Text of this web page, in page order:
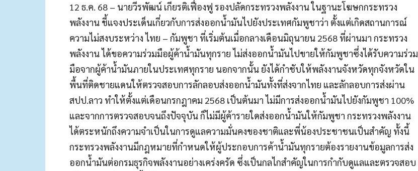
12 ธ.ค. 68 – นายวีรพัฒน์ เกียรติเฟื่องฟู รองปลัดกระทรวงพลังงาน ในฐานะโฆษกกระทรวง
พลังงาน ชี้แจงประเด็นเกี่ยวกับการส่งออกน้ำมันไปยังประเทศกัมพูชาว่า ตั้งแต่เกิดสถานการณ์
ความไม่สงบระหว่าง ไทย – กัมพูชา ที่เริ่มต้นเมื่อกลางเดือนมิถุนายน 2568 ที่ผ่านมา กระทรวง
พลังงาน ได้ขอความร่วมมือผู้ค้าน้ำมันทุกราย ไม่ส่งออกน้ำมันไปขายให้กัมพูชาซึ่งได้รับความร่วม
มือจากผู้ค้าน้ำมันภายในประเทศทุกราย นอกจากนั้น ยังได้กำชับให้พลังงานจังหวัดทุกจังหวัดใน
พื้นที่ติดชายแดนให้ตรวจสอบการลักลอบส่งออกน้ำมันทั้งที่ส่งจากไทย และลักลอบการส่งผ่าน
สปป.ลาว ทำให้ตั้งแต่เดือนกรกฎาคม 2568 เป็นต้นมา ไม่มีการส่งออกน้ำมันไปยังกัมพูชา 100%
และจากการตรวจสอบจนถึงปัจจุบัน ก็ไม่มีผู้ค้ารายใดส่งออกน้ำมันให้กัมพูชา กระทรวงพลังงาน
ได้ตระหนักถึงความจำเป็นในการดูแลความมั่นคงของชาติและพี่น้องประชาชนเป็นสำคัญ ทั้งนี้
กระทรวงพลังงานมีกฎหมายที่กำหนดให้ผู้ประกอบการค้าน้ำมันทุกรายต้องรายงานข้อมูลการส่ง
ออกน้ำมันต่อกรมธุรกิจพลังงานอย่างเคร่งครัด ซึ่งเป็นกลไกสำคัญในการกำกับดูแลและตรวจสอบ